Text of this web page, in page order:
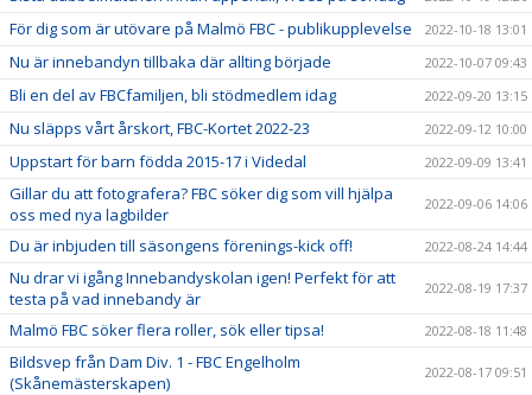
För dig som är utövare på Malmö FBC - publikupplevelse 2022-10-18 13:01
Nu är innebandyn tillbaka där allting började 2022-10-07 09:43
Bli en del av FBCfamiljen, bli stödmedlem idag 2022-09-20 13:15
Nu släpps vårt årskort, FBC-Kortet 2022-23 2022-09-12 10:00
Uppstart för barn födda 2015-17 i Videdal 2022-09-09 13:41
Gillar du att fotografera? FBC söker dig som vill hjälpa
oss med nya lagbilder
2022-09-06 14:06
Du är inbjuden till säsongens förenings-kick off! 2022-08-24 14:44
Nu drar vi igång Innebandyskolan igen! Perfekt för att
testa på vad innebandy är
2022-08-19 17:37
Malmö FBC söker flera roller, sök eller tipsa! 2022-08-18 11:48
Bildsvep från Dam Div. 1 - FBC Engelholm
(Skånemästerskapen)
2022-08-17 09:51